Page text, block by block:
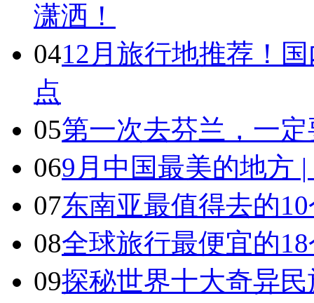
潇洒！
0412月旅行地推荐！
点
05第一次去芬兰，一
069月中国最美的地方
07东南亚最值得去的
08全球旅行最便宜的
09探秘世界十大奇异